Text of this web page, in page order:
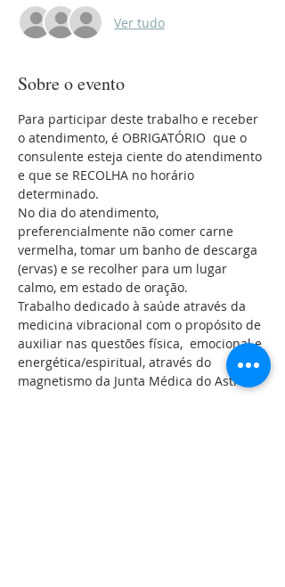
Ver tudo
Sobre o evento
Para participar deste trabalho e receber
o atendimento, é OBRIGATÓRIO  que o
consulente esteja ciente do atendimento
e que se RECOLHA no horário
determinado.
No dia do atendimento,
preferencialmente não comer carne
vermelha, tomar um banho de descarga
(ervas) e se recolher para um lugar
calmo, em estado de oração.
Trabalho dedicado à saúde através da
medicina vibracional com o propósito de
auxiliar nas questões física,  emocional e
energética/espiritual, através do
magnetismo da Junta Médica do Astral.